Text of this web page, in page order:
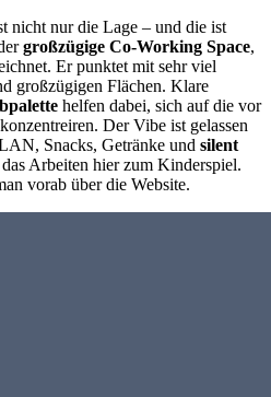
nicht nur die Lage – und die ist
großzügige Co-Working Space,
Er punktet mit sehr viel
großzügigen Flächen. Klare
helfen dabei, sich auf die vor
Der Vibe ist gelassen
Snacks, Getränke und silent
Arbeiten hier zum Kinderspiel.
vorab über die Website.